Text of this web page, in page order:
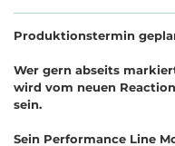
Produktionstermin
Wer gern abseits
wird vom neuen
sein.
Sein Performance Line